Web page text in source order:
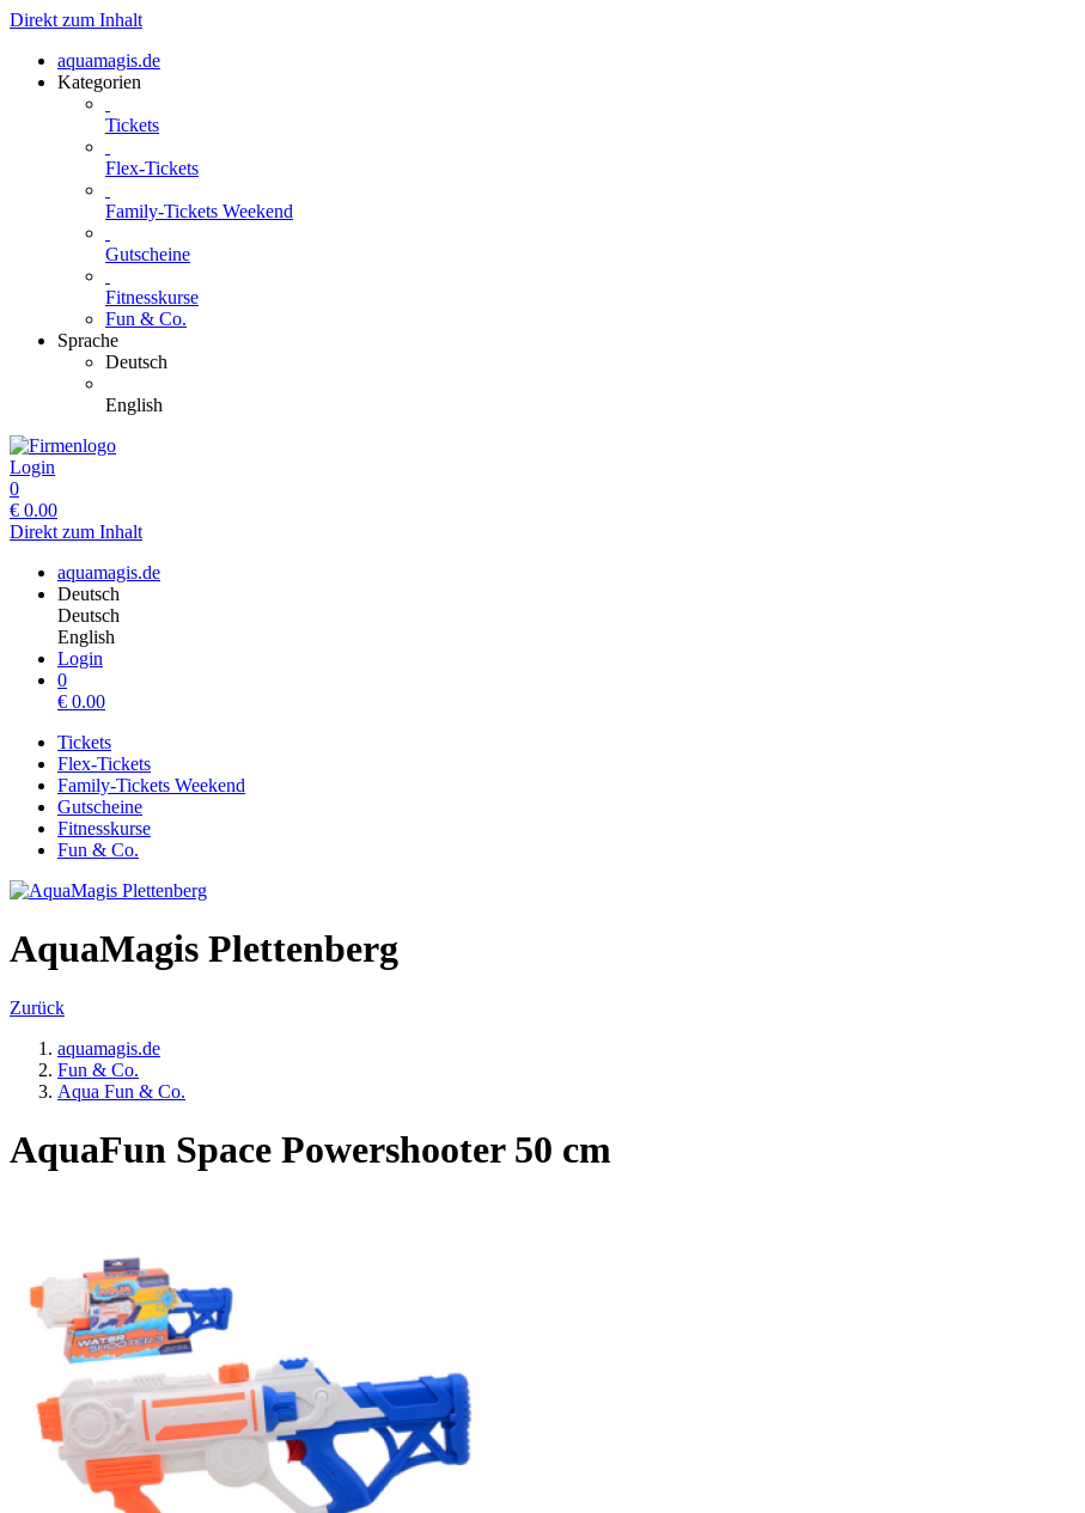
Direkt zum Inhalt
aquamagis.de
Kategorien
Tickets
Flex-Tickets
Family-Tickets Weekend
Gutscheine
Fitnesskurse
Fun & Co.
Sprache
Deutsch
English
Login
0
€ 0.00
Direkt zum Inhalt
aquamagis.de
Deutsch
Deutsch
English
Login
0
€ 0.00
Tickets
Flex-Tickets
Family-Tickets Weekend
Gutscheine
Fitnesskurse
Fun & Co.
AquaMagis Plettenberg
Zurück
aquamagis.de
Fun & Co.
Aqua Fun & Co.
AquaFun Space Powershooter 50 cm